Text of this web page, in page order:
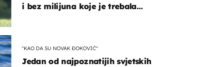
i bez milijuna koje je trebala
"KAO DA SU NOVAK ĐOKOVIĆ"
Jedan od najpoznatijih svjetskih